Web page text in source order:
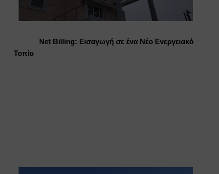
Net Billing: Εισαγωγή σε ένα Νέο Ενεργειακό
Τοπίο